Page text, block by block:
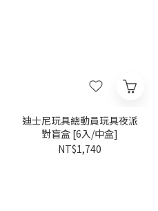
迪士尼玩具總動員玩具夜派
對盲盒 [6入/中盒]
NT$1,740